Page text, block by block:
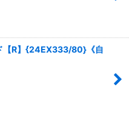
【R】{24EX333/80}《自